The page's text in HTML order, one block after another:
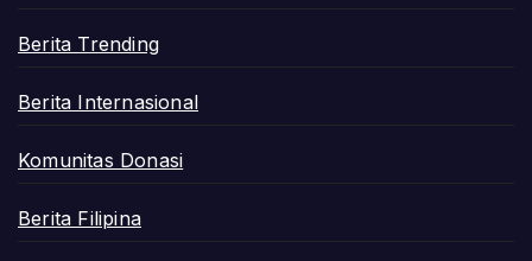
Berita Trending
Berita Internasional
Komunitas Donasi
Berita Filipina